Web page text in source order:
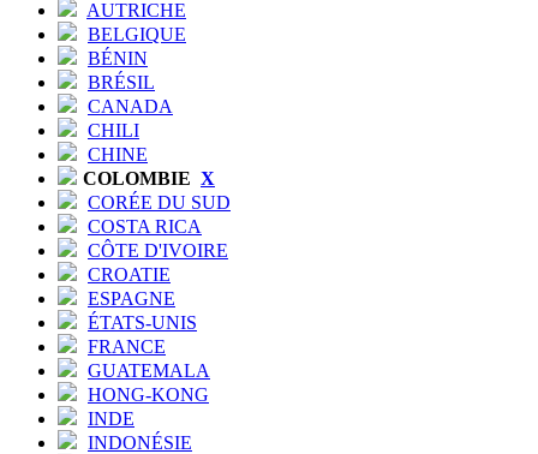
AUTRICHE
BELGIQUE
BÉNIN
BRÉSIL
CANADA
CHILI
CHINE
COLOMBIE X
CORÉE DU SUD
COSTA RICA
CÔTE D'IVOIRE
CROATIE
ESPAGNE
ÉTATS-UNIS
FRANCE
GUATEMALA
HONG-KONG
INDE
INDONÉSIE